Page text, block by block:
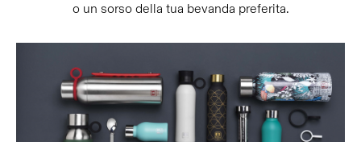
o un sorso della tua bevanda preferita.